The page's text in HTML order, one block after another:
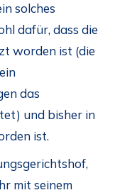
solches
dafür, dass die
worden ist (die
das
und bisher in
ist.
mit seinem